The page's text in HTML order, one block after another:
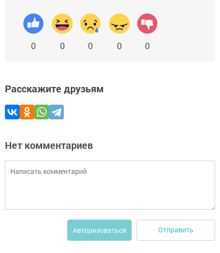
0 0 0 0 0
Расскажите друзьям
Нет комментариев
Авторизоваться Отправить